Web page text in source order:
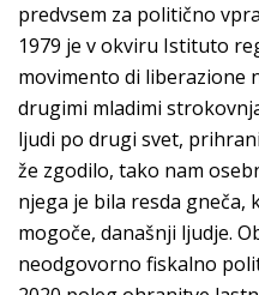
predvsem za politično
1979 je v okviru Istituto
movimento di liberazione
drugimi mladimi
ljudi po drugi svet,
že zgodilo, tako nam
njega je bila resda gneča,
mogoče, današnji ljudje.
neodgovorno fiskalno